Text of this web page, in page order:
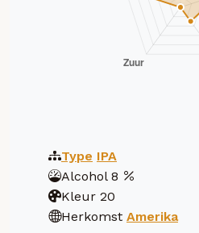
Type IPA
Alcohol 8
Kleur 20
Herkomst Amerika